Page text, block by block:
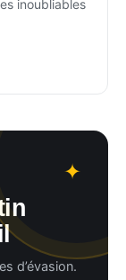
inoubliables
d’évasion.